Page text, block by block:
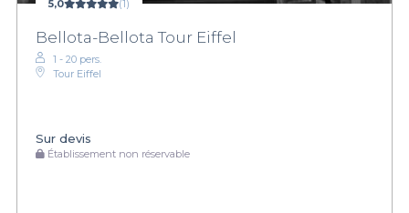
5,0 (1)
Bellota-Bellota Tour Eiffel
1 - 20 pers.
Tour Eiffel
Sur devis
Établissement non réservable